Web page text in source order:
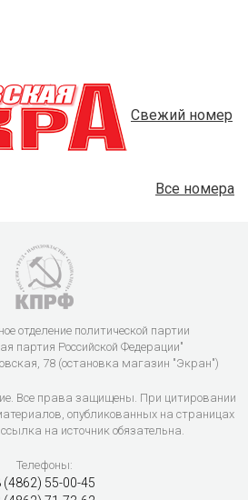
Свежий номер
Все номера
отделение политической партии
партия Российской Федерации"
78 (остановка магазин "Экран")
Все права защищены. При цитировании
опубликованных на страницах
на источник обязательна.
Телефоны:
(4862) 55-00-45